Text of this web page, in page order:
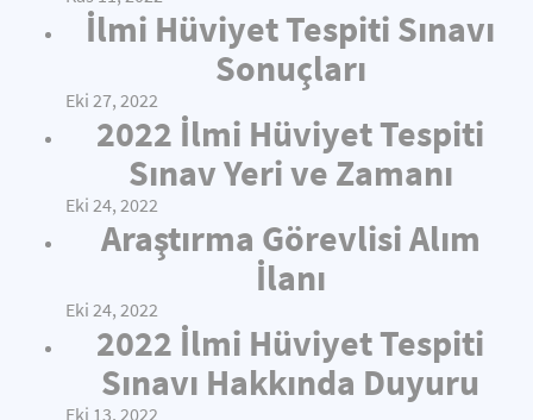
İlmi Hüviyet Tespiti Sınavı
Sonuçları
Eki 27, 2022
2022 İlmi Hüviyet Tespiti
Sınav Yeri ve Zamanı
Eki 24, 2022
Araştırma Görevlisi Alım
İlanı
Eki 24, 2022
2022 İlmi Hüviyet Tespiti
Sınavı Hakkında Duyuru
Eki 13, 2022